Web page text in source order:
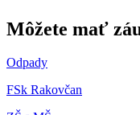
Môžete mať
Odpady
FSk Rakovčan